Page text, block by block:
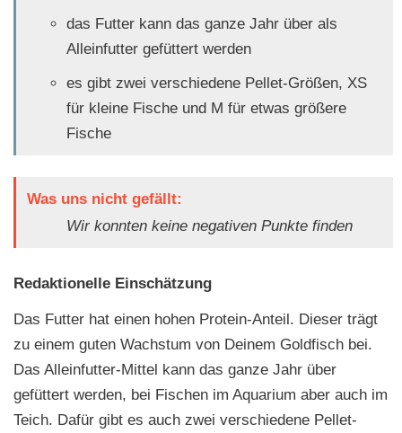
das Futter kann das ganze Jahr über als
Alleinfutter gefüttert werden
es gibt zwei verschiedene Pellet-Größen, XS
für kleine Fische und M für etwas größere
Fische
Was uns nicht gefällt:
Wir konnten keine negativen Punkte finden
Redaktionelle Einschätzung
Das Futter hat einen hohen Protein-Anteil. Dieser trägt
zu einem guten Wachstum von Deinem Goldfisch bei.
Das Alleinfutter-Mittel kann das ganze Jahr über
gefüttert werden, bei Fischen im Aquarium aber auch im
Teich. Dafür gibt es auch zwei verschiedene Pellet-